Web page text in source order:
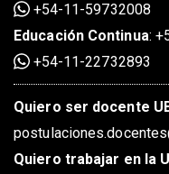
+54-11-59732008
Educación Continua:
+54-11-22732893
Quiero ser docente
Quiero trabajar en la